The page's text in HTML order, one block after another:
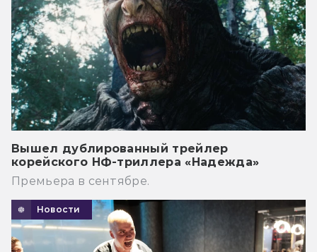
Вышел дублированный трейлер
корейского НФ-триллера «Надежда»
Премьера в сентябре.
Новости